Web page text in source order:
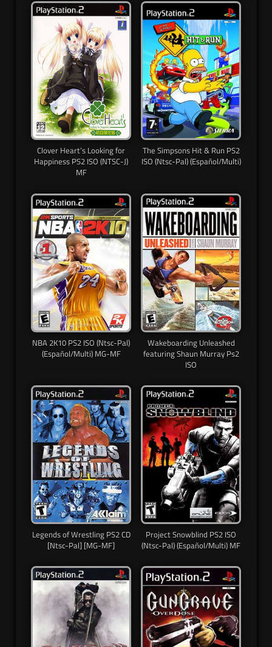
Clover Heart’s Looking for
Happiness PS2 ISO (NTSC-J)
MF
The Simpsons Hit & Run PS2
ISO (Ntsc-Pal) (Español/Multi)
NBA 2K10 PS2 ISO (Ntsc-Pal)
(Español/Multi) MG-MF
Wakeboarding Unleashed
featuring Shaun Murray Ps2
ISO
Legends of Wrestling PS2 CD
[Ntsc-Pal] [MG-MF]
Project Snowblind PS2 ISO
(Ntsc-Pal) (Español/Multi) MF